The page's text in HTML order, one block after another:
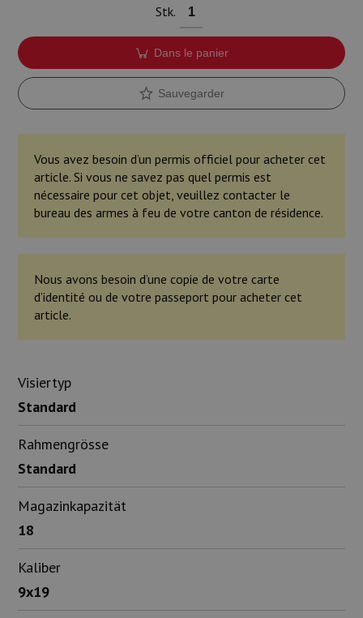
Stk.
Dans le panier
Sauvegarder
Vous avez besoin d’un permis officiel pour acheter cet
article. Si vous ne savez pas quel permis est
nécessaire pour cet objet, veuillez contacter le
bureau des armes à feu de votre canton de résidence.
Nous avons besoin d’une copie de votre carte
d’identité ou de votre passeport pour acheter cet
article.
Visiertyp
Standard
Rahmengrösse
Standard
Magazinkapazität
18
Kaliber
9x19